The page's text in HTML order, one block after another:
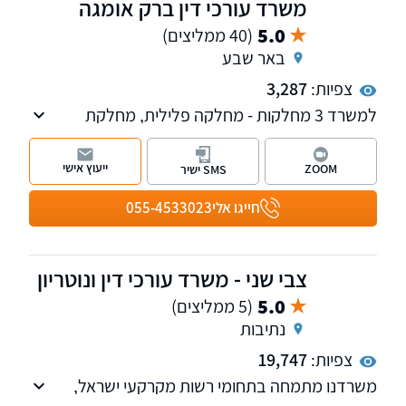
משרד עורכי דין ברק אומגה
5.0 (40 ממליצים)
באר שבע
צפיות:3,287
למשרד 3 מחלקות - מחלקה פלילית, מחלקת
הוצאה לפועל וחדלות פירעון-פשיטת רגל ומחלקה
נוספת למקרקעין נדל"ן, המלווה עסקאות מכר,
מייצגת בליקויי בניה ותביעות קבל"ן, תכנון ובניה,
דיני מושבים וקיבוצים ועוד. בנוסף, המשרד עוסק
בהסדרת מעמד בישראל ועתירות מנהליות.
חייגו אלי055-4533023
ZOOM SMS ישיר ייעוץ אישי
צבי שני - משרד עורכי דין ונוטריון
5.0 (5 ממליצים)
נתיבות
צפיות:19,747
משרדנו מתמחה בתחומי רשות מקרקעי ישראל,